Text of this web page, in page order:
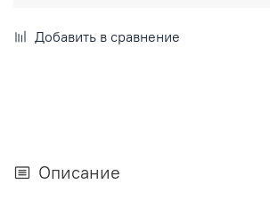
Добавить в сравнение
Описание